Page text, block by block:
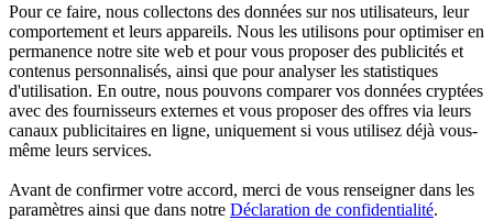
Pour ce faire, nous collectons des données sur nos utilisateurs, leur
comportement et leurs appareils. Nous les utilisons pour optimiser en
permanence notre site web et pour vous proposer des publicités et
contenus personnalisés, ainsi que pour analyser les statistiques
d'utilisation. En outre, nous pouvons comparer vos données cryptées
avec des fournisseurs externes et vous proposer des offres via leurs
canaux publicitaires en ligne, uniquement si vous utilisez déjà vous-
même leurs services.
Avant de confirmer votre accord, merci de vous renseigner dans les
paramètres ainsi que dans notre Déclaration de confidentialité.